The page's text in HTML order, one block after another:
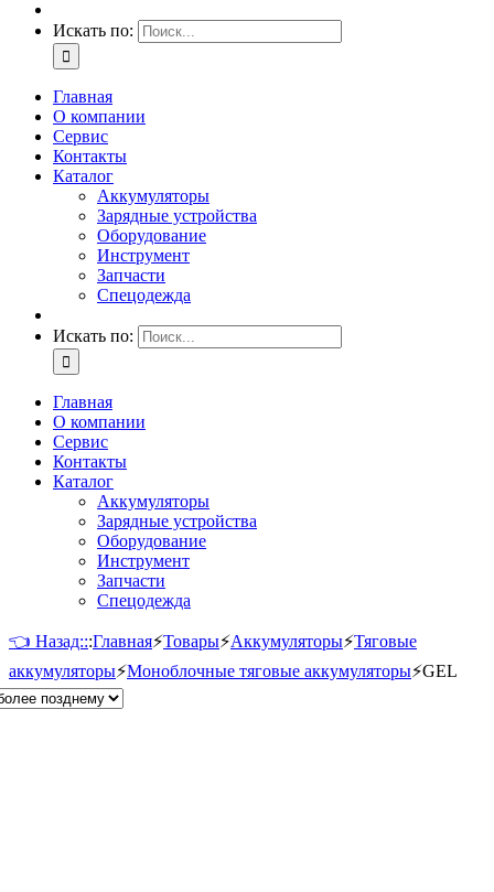
Искать по:
Главная
О компании
Сервис
Контакты
Каталог
Аккумуляторы
Зарядные устройства
Оборудование
Инструмент
Запчасти
Спецодежда
Искать по:
Главная
О компании
Сервис
Контакты
Каталог
Аккумуляторы
Зарядные устройства
Оборудование
Инструмент
Запчасти
Спецодежда
👈 Назад:::Главная⚡Товары⚡Аккумуляторы⚡Тяговые
аккумуляторы⚡Моноблочные тяговые аккумуляторы⚡GEL